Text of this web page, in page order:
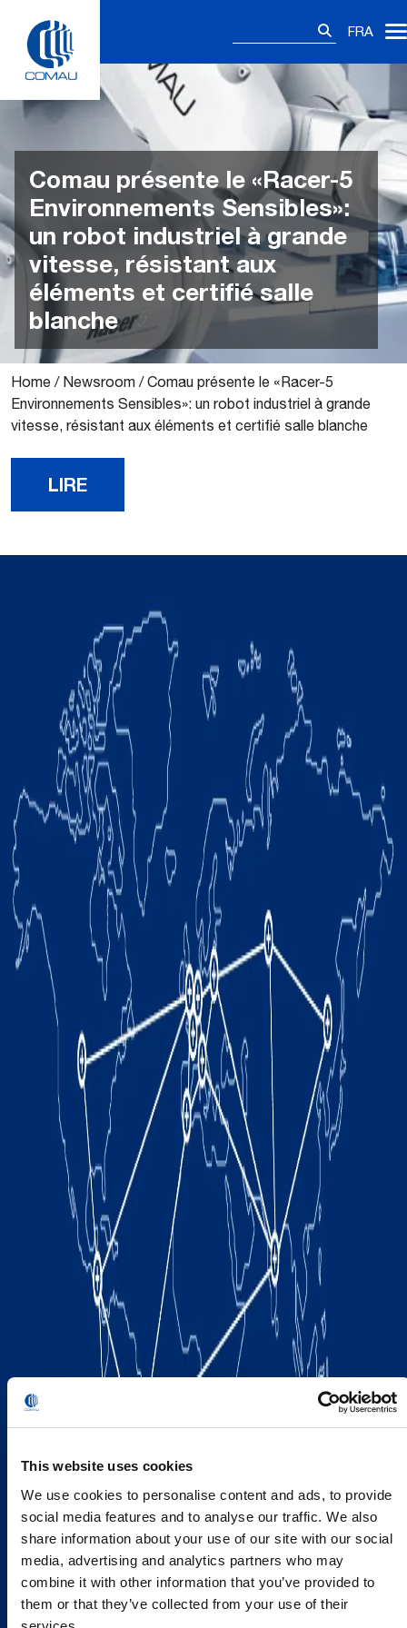
This website uses cookies
We use cookies to personalise content and ads, to provide
social media features and to analyse our traffic. We also
share information about your use of our site with our social
media, advertising and analytics partners who may
combine it with other information that you’ve provided to
them or that they’ve collected from your use of their
content
FRA
Comau présente le «Racer-5
Environnements Sensibles»:
un robot industriel à grande
vitesse, résistant aux
éléments et certifié salle
blanche
Home / Newsroom /Comau présente le «Racer-5
Environnements Sensibles»: un robot industriel à grande
vitesse, résistant aux éléments et certifié salle blanche
LIRE